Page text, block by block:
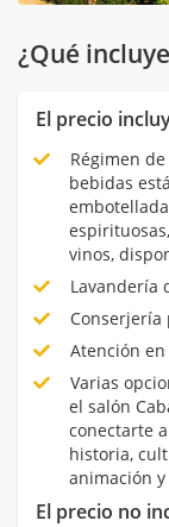
¿Qué
El precio
Régimen
bebidas
vinos,
Lavandería
Conserjería
Atención
Varias
el salón
conectarte
historia,
animación
El precio no